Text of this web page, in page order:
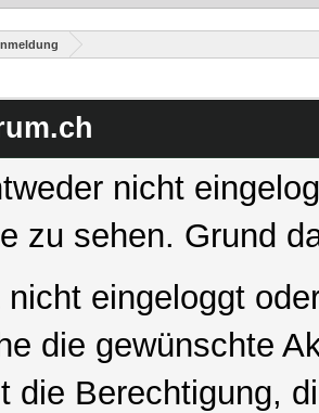
nicht
zu sehen. Grund
nicht eingeloggt
die gewünschte
die Berechtigung,